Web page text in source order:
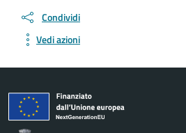
Condividi
Vedi azioni